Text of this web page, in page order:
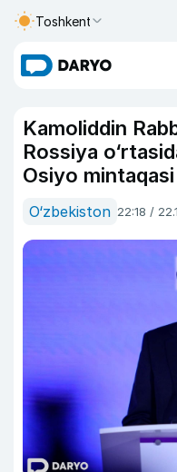
Toshkent
Kamoliddin
Rossiya
Osiyo
O‘zbekiston 22:18 /